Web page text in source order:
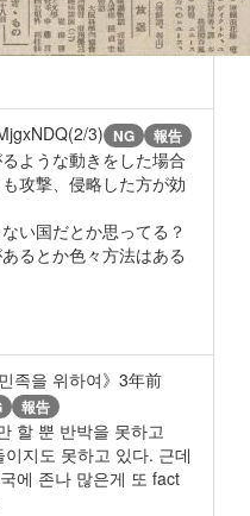
3) NG 報告
ような動きをした場合
攻撃、侵略した方が効
い国だとか思ってる？
るとか色々方法はある
족을 위하여》 3年前
報告
할 뿐 반박을 못하고
지도 못하고 있다. 근데
에 존나 많은게 또 fact